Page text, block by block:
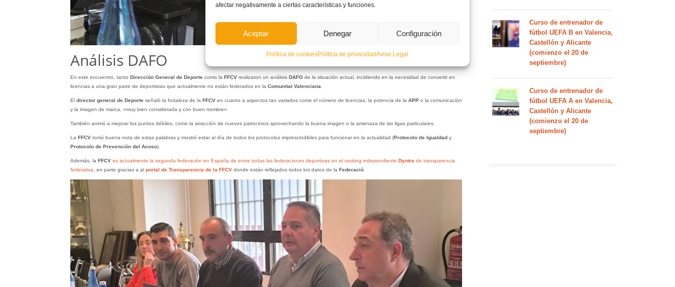
afectar negativamente a ciertas características y funciones.
Aceptar Denegar Configuración
Política de cookiesPolítica de privacidadAviso Legal
Análisis DAFO
En este encuentro, tanto Dirección General de Deporte como la FFCVrealizaron un análisis DAFOde la situación actual, incidiendo en la necesidad de convertir en
licencias a una gran parte de deportistas que actualmente no están federados en laComunitat Valenciana.
Eldirector general de Deporte señaló la fortaleza de la FFCVen cuanto a aspectos tan variados como el número de licencias, la potencia de la APPo la comunicación
y la imagen de marca, «muy bien considerada y con buen nombre».
También animó a mejorar los puntos débiles, como la atracción de nuevos patrocinios aprovechando la buena imagen o la amenaza de las ligas particulares.
La FFCVtomó buena nota de estas palabras y mostró estar al día de todos los protocolos imprescindibles para funcionar en la actualidad (Protocolo de Igualdady
Protocolo de Prevención del Acoso).
Además, la FFCV es actualmente la segunda federación en España de entre todas las federaciones deportivas en el ranking independiente Dyntrade transparencia
federativa, en parte gracias a al portal de Transparencia de la FFCVdonde están reflejados todos los datos de la Federació.
Curso de entrenador de
fútbol UEFA B en Valencia,
Castellón y Alicante
(comienzo el 20 de
septiembre)
Curso de entrenador de
fútbol UEFA A en Valencia,
Castellón y Alicante
(comienzo el 20 de
septiembre)